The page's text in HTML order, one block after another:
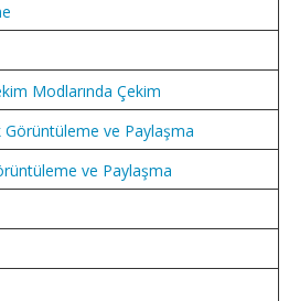
Modlarında Çekim
Görüntüleme ve Paylaşma
ve Paylaşma